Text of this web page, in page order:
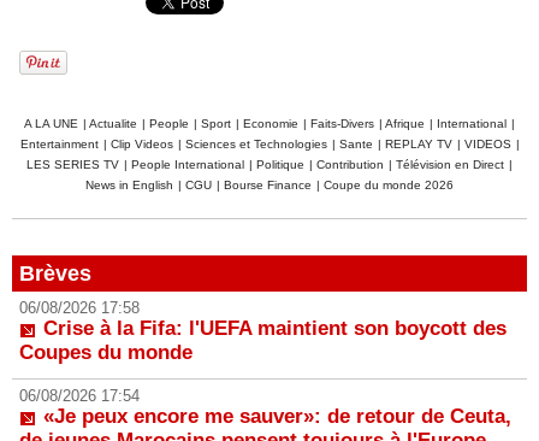
A LA UNE Actualite People Sport Economie Faits-Divers Afrique International
Entertainment
Clip Videos Sciences et Technologies Sante REPLAY TV VIDEOS
LES SERIES TV
People International Politique Contribution Télévision en Direct
News in English
CGU Bourse Finance Coupe du monde 2026
Brèves
06/08/2026 17:58
Crise à la Fifa: l'UEFA maintient son boycott des
Coupes du monde
06/08/2026 17:54
«Je peux encore me sauver»: de retour de Ceuta,